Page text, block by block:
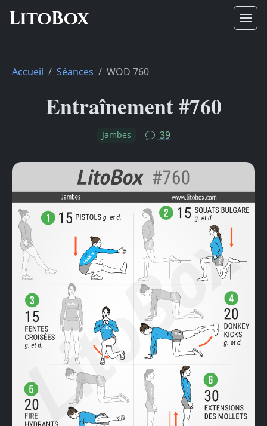
Accueil Séances WOD 760
Entraînement #760
Jambes 39